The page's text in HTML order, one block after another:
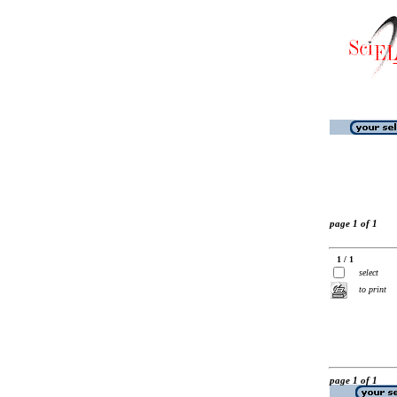
page 1 of 1
1 / 1
select
to print
page 1 of 1